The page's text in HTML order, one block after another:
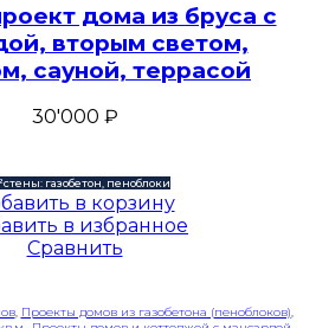
дома из бруса с
вторым светом,
сауной, террасой
30'000 ₽
стены: газобетон, пеноблоки
в корзину
в избранное
Сравнить
, Проекты домов из газобетона (пеноблоков),